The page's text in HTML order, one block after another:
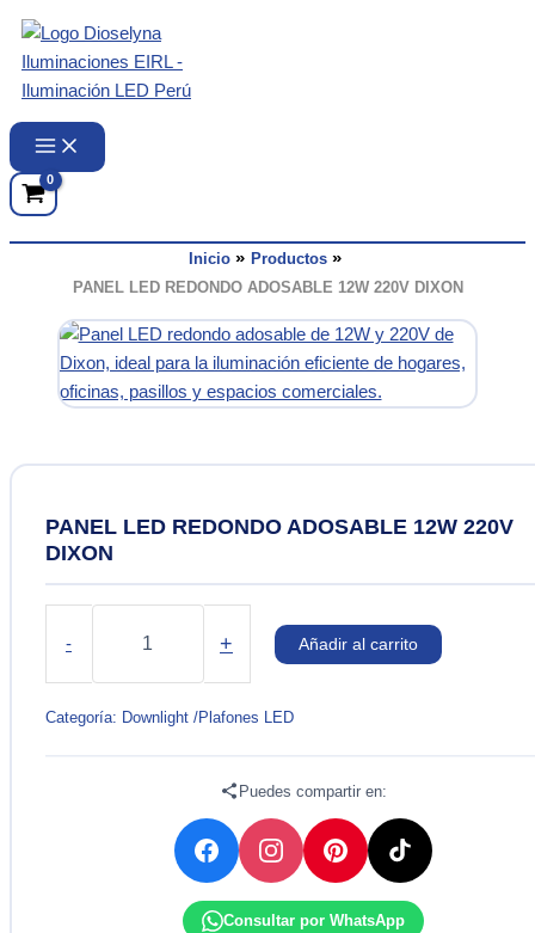
contenido
Inicio
Productos
PANEL LED REDONDO ADOSABLE 12W 220V DIXON
PANEL LED REDONDO ADOSABLE 12W 220V
DIXON
-
ADOSABLE
12W
+ Añadir al carrito
Categoría: Downlight /Plafones LED
Puedes compartir en:
Consultar por WhatsApp